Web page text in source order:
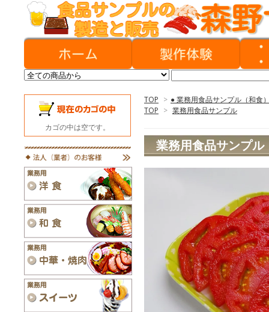
TOP > ● 業務用食品サンプル（和食
TOP > 業務用食品サンプル
業務用食品サンプル
カゴの中は空です。